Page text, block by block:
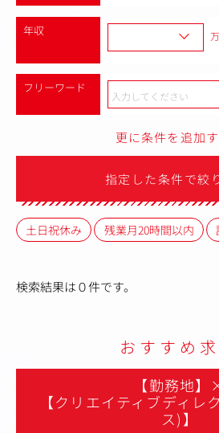
年収
フリーワード
更に条件を追加
指定した条件で絞
土日祝休み 残業月20時間以内
検索結果は０件です。
おすすめ
【勤務地】
【クリエイティブディレ
ス)】